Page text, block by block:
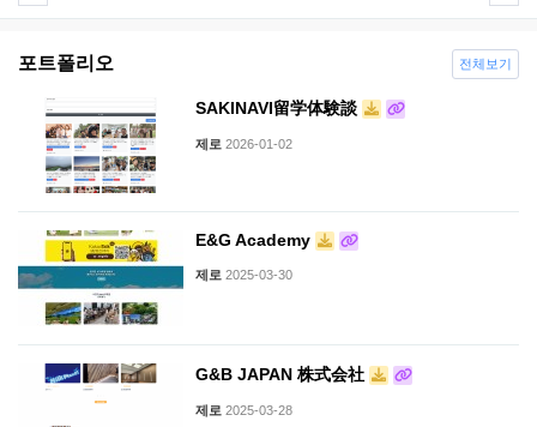
포트폴리오
SAKINAVI留学体験談
제로 2026-01-02
E&G Academy
제로 2025-03-30
G&B JAPAN 株式会社
제로 2025-03-28
전체보기